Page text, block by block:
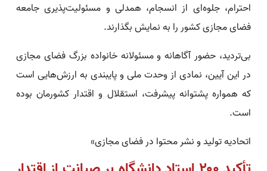
احترام، جلوه‌ای از انسجام، همدلی و مسئولیت‌پذیری جامعه
فضای مجازی کشور را به نمایش بگذارند.
بی‌تردید، حضور آگاهانه و مسئولانه خانواده بزرگ فضای مجازی
در این آیین، نمادی از وحدت ملی و پایبندی به ارزش‌هایی است
که همواره پشتوانه پیشرفت، استقلال و اقتدار کشورمان بوده
است.
اتحادیه تولید و نشر محتوا در فضای مجازی»